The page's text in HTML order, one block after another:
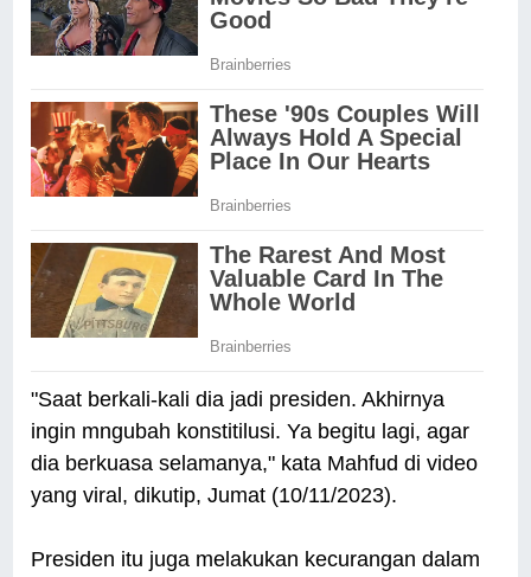
"Saat berkali-kali dia jadi presiden. Akhirnya
ingin mngubah konstitilusi. Ya begitu lagi, agar
dia berkuasa selamanya," kata Mahfud di video
yang viral, dikutip, Jumat (10/11/2023).
Presiden itu juga melakukan kecurangan dalam